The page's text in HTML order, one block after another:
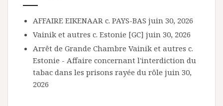
AFFAIRE EIKENAAR c. PAYS-BAS juin 30, 2026
Vainik et autres c. Estonie [GC] juin 30, 2026
Arrêt de Grande Chambre Vainik et autres c.
Estonie - Affaire concernant l'interdiction du
tabac dans les prisons rayée du rôle juin 30,
2026